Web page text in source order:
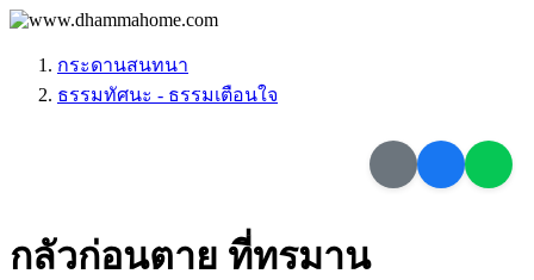
กระดานสนทนา
ธรรมทัศนะ - ธรรมเตือนใจ
กลัวก่อนตาย ที่ทรมาน